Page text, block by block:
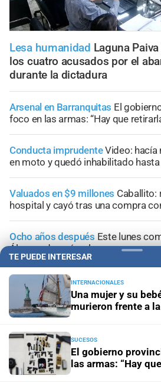
Lesa humanidad Laguna
los cuatro acusados por el
durante la dictadura
Arsenal en Barranquitas El
foco en las armas: “Hay que
Conducta imprudenteVideo:
en moto y quedó inhabilitado
Valuados en $9 millones Caballito:
hospital y cayó tras una compra
Ocho años después Este lunes
Álvarez: de qué se lo acusa
+Información General
TE PUEDE INTERESAR
INTERNACIONALES
Una mujer y su
murieron frente a
SUCESOS
El gobierno
las armas: “Hay